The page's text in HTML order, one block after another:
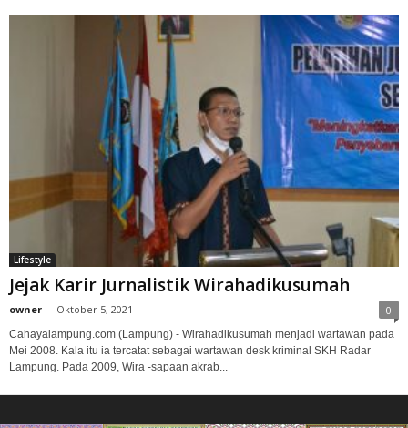
Lifestyle
Jejak Karir Jurnalistik Wirahadikusumah
owner - Oktober 5, 2021 0
Cahayalampung.com (Lampung) - Wirahadikusumah menjadi wartawan pada
Mei 2008. Kala itu ia tercatat sebagai wartawan desk kriminal SKH Radar
Lampung. Pada 2009, Wira -sapaan akrab...